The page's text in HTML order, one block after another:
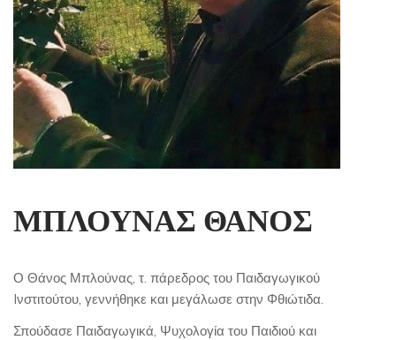
ΜΠΛΟΥΝΑΣ ΘΑΝΟΣ
Ο Θάνος Μπλούνας, τ. πάρεδρος του Παιδαγωγικού
Iνστιτούτου, γεννήθηκε και μεγάλωσε στην Φθιώτιδα.
Σπούδασε Παιδαγωγικά, Ψυχολογία του Παιδιού και